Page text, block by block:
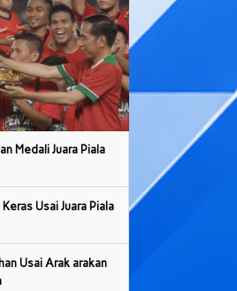
Medali Juara Piala
Usai Juara Piala
Usai Arak arakan